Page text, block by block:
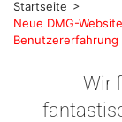
Startseite >
Neue DMG-
Wir